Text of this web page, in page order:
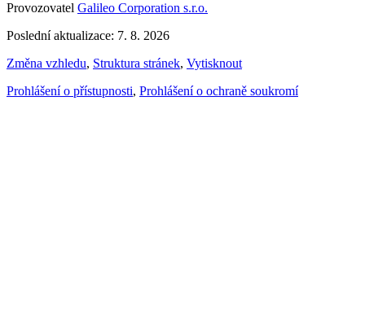
Provozovatel Galileo Corporation s.r.o.
Poslední aktualizace: 7. 8. 2026
Změna vzhledu, Struktura stránek, Vytisknout
Prohlášení o přístupnosti, Prohlášení o ochraně soukromí